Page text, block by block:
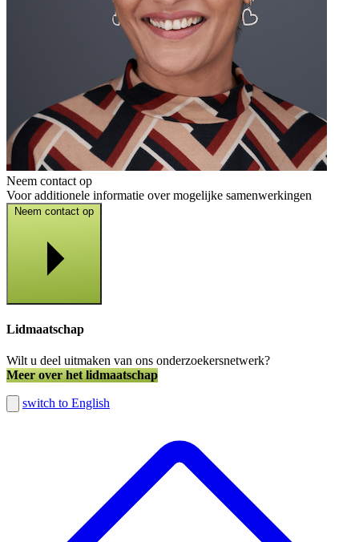
Neem contact op
Voor additionele informatie over mogelijke samenwerkingen
Neem contact op
Lidmaatschap
Wilt u deel uitmaken van ons onderzoekersnetwerk?
Meer over het lidmaatschap
switch to English